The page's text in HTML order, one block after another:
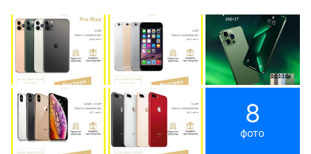
8
фото